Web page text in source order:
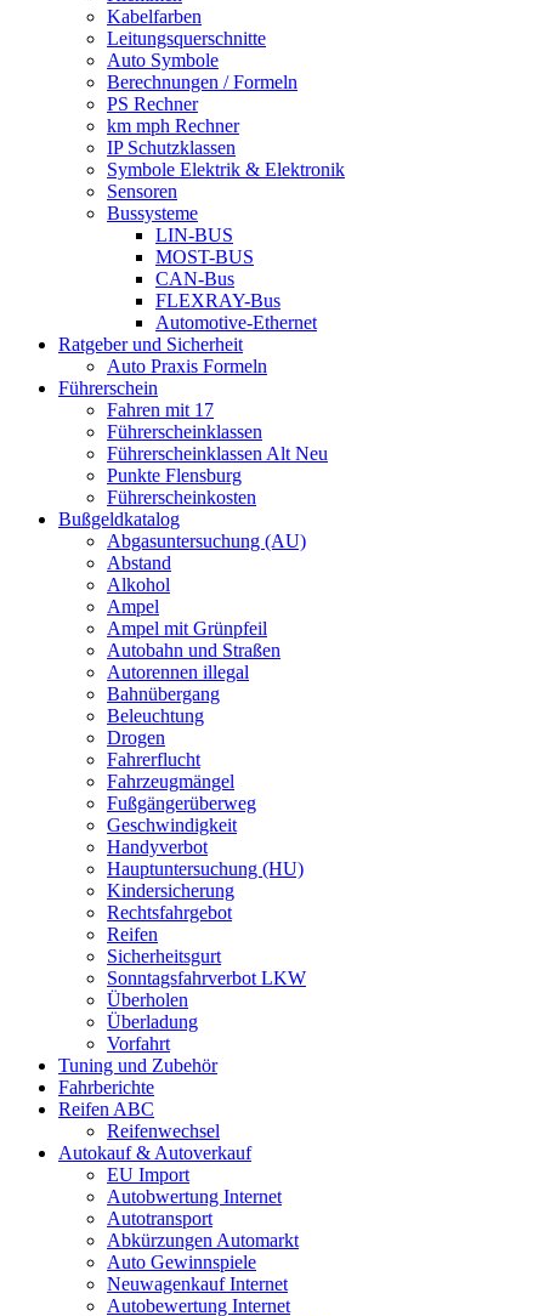
Kabelfarben
Leitungsquerschnitte
Auto Symbole
Berechnungen / Formeln
PS Rechner
km mph Rechner
IP Schutzklassen
Symbole Elektrik & Elektronik
Sensoren
Bussysteme
LIN-BUS
MOST-BUS
CAN-Bus
FLEXRAY-Bus
Automotive-Ethernet
Ratgeber und Sicherheit
Auto Praxis Formeln
Führerschein
Fahren mit 17
Führerscheinklassen
Führerscheinklassen Alt Neu
Punkte Flensburg
Führerscheinkosten
Bußgeldkatalog
Abgasuntersuchung (AU)
Abstand
Alkohol
Ampel
Ampel mit Grünpfeil
Autobahn und Straßen
Autorennen illegal
Bahnübergang
Beleuchtung
Drogen
Fahrerflucht
Fahrzeugmängel
Fußgängerüberweg
Geschwindigkeit
Handyverbot
Hauptuntersuchung (HU)
Kindersicherung
Rechtsfahrgebot
Reifen
Sicherheitsgurt
Sonntagsfahrverbot LKW
Überholen
Überladung
Vorfahrt
Tuning und Zubehör
Fahrberichte
Reifen ABC
Reifenwechsel
Autokauf & Autoverkauf
EU Import
Autobwertung Internet
Autotransport
Abkürzungen Automarkt
Auto Gewinnspiele
Neuwagenkauf Internet
Autobewertung Internet